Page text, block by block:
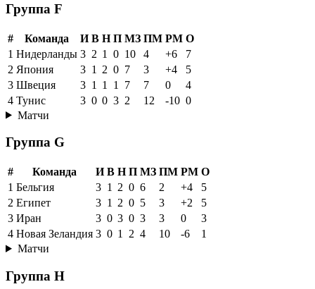
Группа F
# Команда И В Н П МЗ ПМ РМ О
1 Нидерланды 3 2 1 0 10 4 +6
7
2 Япония 3 1 2 0 7 3 +4
5
3 Швеция 3 1 1 1 7 7 0
4
4 Тунис 3 0 0 3 2 12 -10 0
Матчи
Группа G
# Команда И В Н П МЗ ПМ РМ О
1 Бельгия 3 1 2 0 6 2 +4
5
2 Египет 3 1 2 0 5 3 +2
5
3 Иран 3 0 3 0 3 3 0
3
4 Новая Зеландия 3 0 1 2 4 10 -6
1
Матчи
Группа H